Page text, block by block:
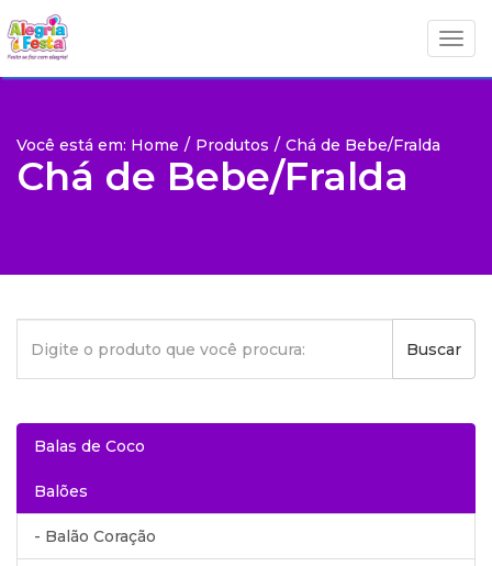
Você está em: Home / Produtos / Chá de Bebe/Fralda
Chá de Bebe/Fralda
Buscar
Balas de Coco
Balões
- Balão Coração